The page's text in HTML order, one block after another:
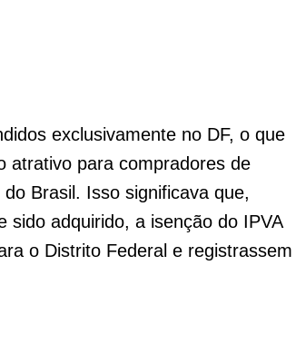
exclusivamente no DF, o que
atrativo para compradores de
Brasil. Isso significava que,
sido adquirido, a isenção do IPVA
o Distrito Federal e registrassem